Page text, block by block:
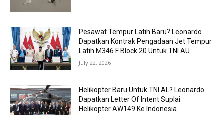
Pesawat Tempur Latih Baru? Leonardo
Dapatkan Kontrak Pengadaan Jet Tempur
Latih M346 F Block 20 Untuk TNI AU
July 22, 2026
Helikopter Baru Untuk TNI AL? Leonardo
Dapatkan Letter Of Intent Suplai
Helikopter AW149 Ke Indonesia